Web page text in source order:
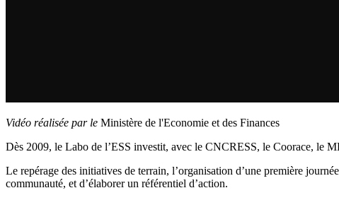
Vidéo réalisée par le Ministère de l'Economie et des Finances
Dès 2009, le Labo de l’ESS investit, avec le CNCRESS, le Coorace, le
Le repérage des initiatives de terrain, l’organisation d’une première
communauté, et d’élaborer un référentiel d’action.